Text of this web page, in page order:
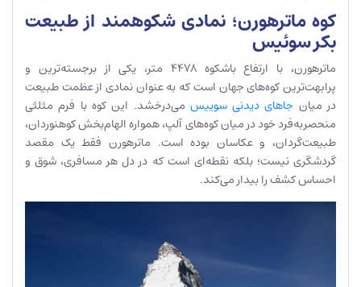
کوه ماترهورن؛ نمادی شکوهمند از طبیعت
بکر سوئیس
ماترهورن، با ارتفاع باشکوه ۴۴۷۸ متر، یکی از برجسته‌ترین و
پرابهت‌ترین کوه‌های جهان است که به عنوان نمادی از عظمت طبیعت
در میان جاهای دیدنی سوییس می‌درخشد. این کوه با فرم مثلثی
منحصربه‌فرد خود در میان کوه‌های آلپ، همواره الهام‌بخش کوهنوردان،
طبیعت‌گردان، و عکاسان بوده است. ماترهورن فقط یک مقصد
گردشگری نیست؛ بلکه نقطه‌ای است که در دل هر مسافری، شوق و
احساس کشف را بیدار می‌کند.